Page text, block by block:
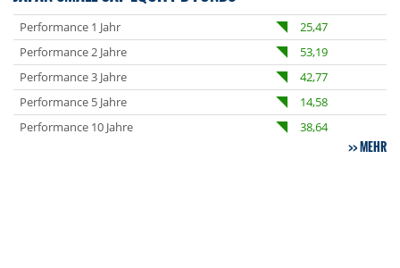
Performance 1 Jahr
25,47
Performance 2 Jahre
53,19
Performance 3 Jahre
42,77
Performance 5 Jahre
14,58
Performance 10 Jahre
38,64
MEHR